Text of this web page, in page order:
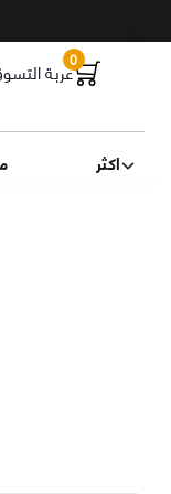
عربة0
اكثر